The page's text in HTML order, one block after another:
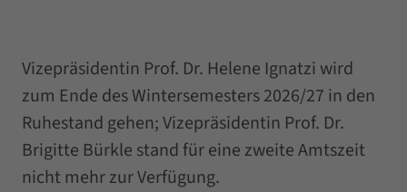
Vizepräsidentin Prof. Dr. Helene Ignatzi wird
zum Ende des Wintersemesters 2026/27 in den
Ruhestand gehen; Vizepräsidentin Prof. Dr.
Brigitte Bürkle stand für eine zweite Amtszeit
nicht mehr zur Verfügung.